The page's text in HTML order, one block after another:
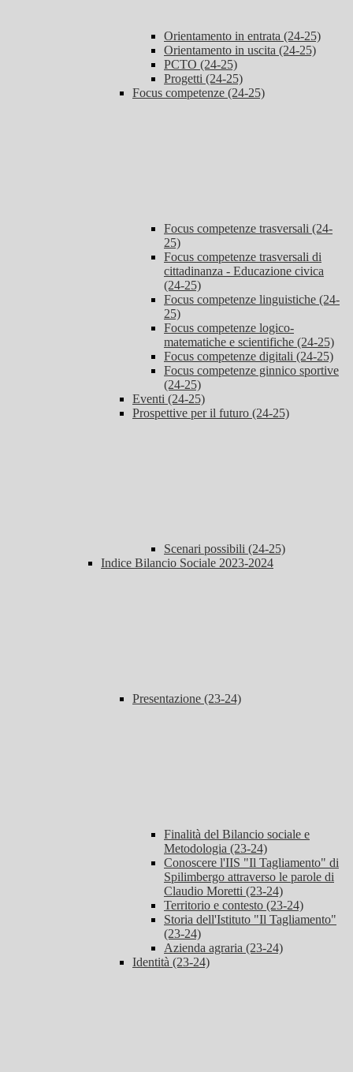
Orientamento in entrata (24-25)
Orientamento in uscita (24-25)
PCTO (24-25)
Progetti (24-25)
Focus competenze (24-25)
Focus competenze trasversali (24-
25)
Focus competenze trasversali di
cittadinanza - Educazione civica
(24-25)
Focus competenze linguistiche (24-
25)
Focus competenze logico-
matematiche e scientifiche (24-25)
Focus competenze digitali (24-25)
Focus competenze ginnico sportive
(24-25)
Eventi (24-25)
Prospettive per il futuro (24-25)
Scenari possibili (24-25)
Indice Bilancio Sociale 2023-2024
Presentazione (23-24)
Finalità del Bilancio sociale e
Metodologia (23-24)
Conoscere l'IIS "Il Tagliamento" di
Spilimbergo attraverso le parole di
Claudio Moretti (23-24)
Territorio e contesto (23-24)
Storia dell'Istituto "Il Tagliamento"
(23-24)
Azienda agraria (23-24)
Identità (23-24)